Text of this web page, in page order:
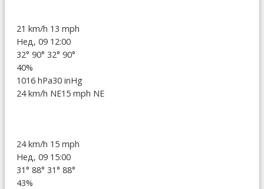
21 km/h 13 mph
Нед, 09 12:00
32° 90° 32° 90°
40%
1016 hPa30 inHg
24 km/h NE15 mph NE
24 km/h 15 mph
Нед, 09 15:00
31° 88° 31° 88°
43%